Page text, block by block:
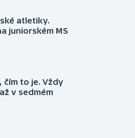
atletiky.
juniorském MS
čím to je. Vždy
v sedmém